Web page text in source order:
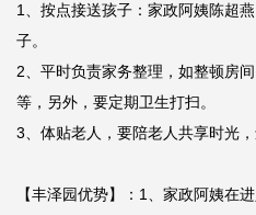
1、按点接送孩子：家政阿姨陈超
子。
2、平时负责家务整理，如整顿房
等，另外，要定期卫生打扫。
3、体贴老人，要陪老人共享时光，
【丰泽园优势】：1、家政阿姨在